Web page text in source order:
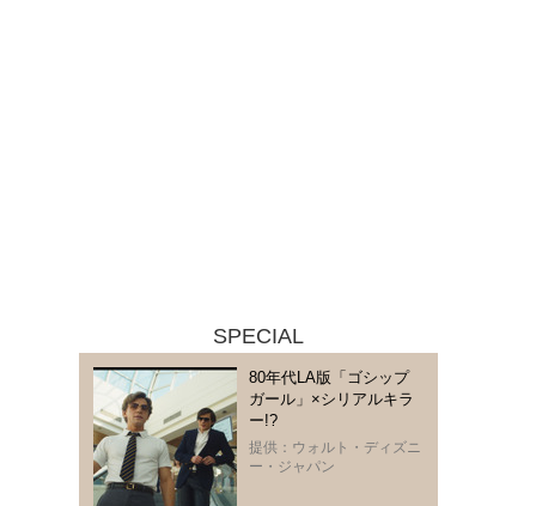
SPECIAL
80年代LA版「ゴシップ
ガール」×シリアルキラ
ー!?
提供：ウォルト・ディズニ
ー・ジャパン